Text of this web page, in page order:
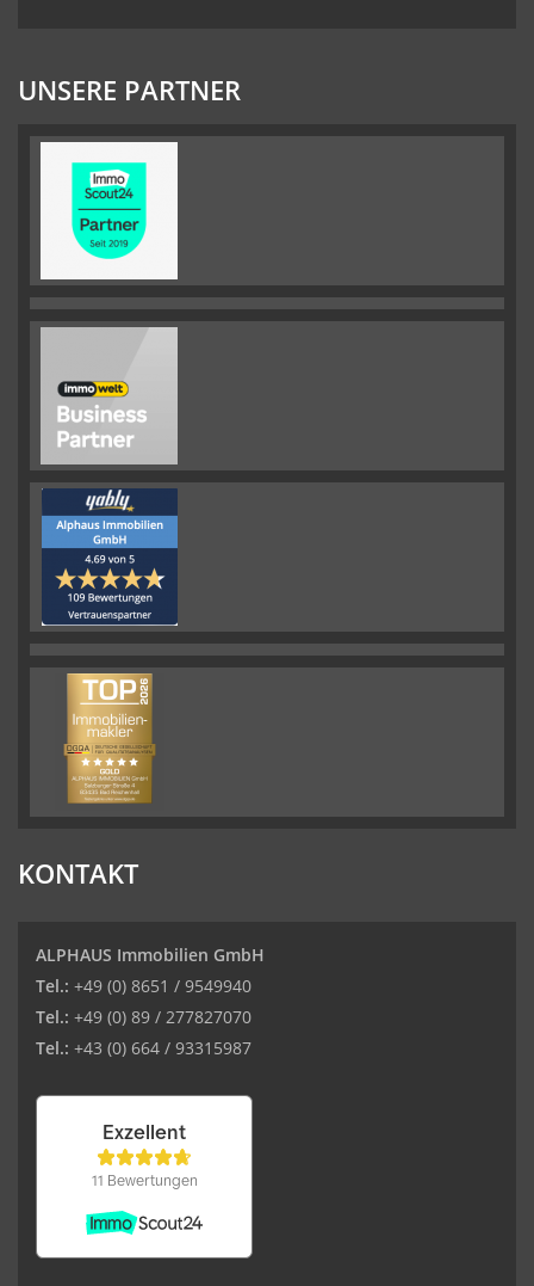
UNSERE PARTNER
KONTAKT
ALPHAUS Immobilien GmbH
Tel.: +49 (0) 8651 / 9549940
Tel.: +49 (0) 89 / 277827070
Tel.: +43 (0) 664 / 93315987